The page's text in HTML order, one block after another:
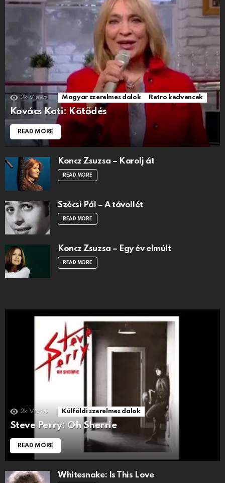
2k Views Magyar szerelmes dalok Retro kedvencek
Kovács Kati: Kötődés
READ MORE
Koncz Zsuzsa – Karolj át
READ MORE
Szécsi Pál – A távollét
READ MORE
Koncz Zsuzsa – Egy év elmúlt
READ MORE
2k Views Külföldi szerelmes dalok
Steve Perry: Oh Sherrie
READ MORE
Whitesnake: Is This Love